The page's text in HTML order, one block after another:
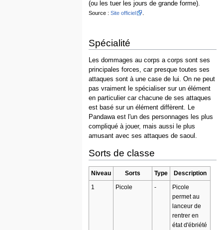
(ou les tuer les jours de grande forme).
Source : Site officiel
Spécialité
Les dommages au corps a corps sont ses
principales forces, car presque toutes ses
attaques sont à une case de lui. On ne peut
pas vraiment le spécialiser sur un élément
en particulier car chacune de ses attaques
est basé sur un élément diffèrent. Le
Pandawa est l'un des personnages les plus
compliqué à jouer, mais aussi le plus
amusant avec ses attaques de saoul.
Sorts de classe
Niveau Sorts Type
Description
1
Picole -
Picole
permet au
lanceur de
rentrer en
état d'ébriété